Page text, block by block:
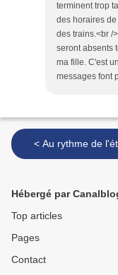
terminent trop
des horaires
des trains.<br /
seront absents
ma fille. C'est
messages font
< Au rythme de
Hébergé par
Top articles
Pages
Contact